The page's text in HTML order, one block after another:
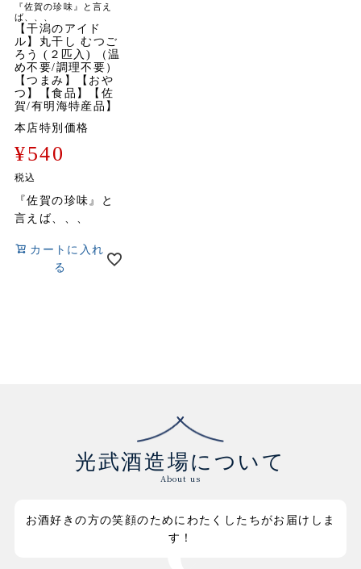
『佐賀の珍味』と言え
ば、、、
【干潟のアイド
ル】丸干し むつご
ろう (２匹入) （温
め不要/調理不要）
【つまみ】【おや
つ】【食品】【佐
賀/有明海特産品】
本店特別価格
¥540
税込
『佐賀の珍味』と
言えば、、、
カートに入れ
る
光武酒造場について
About us
お酒好きの方の笑顔のためにわたくしたちがお届けしま
す！